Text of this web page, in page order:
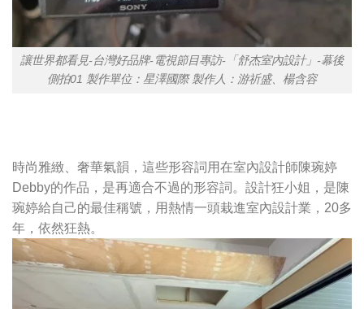
讓世界都看見-台灣好品牌-電視節目專訪-「舒杰室內設計」-幕後
側拍01 製作單位：星澤國際 製作人：游祈盛、楊含容
時尚雅緻、奢華氣韻，這些形容詞用在室內設計師陳琬婷
Debby的作品，是再適合不過的形容詞。設計狂小姐，是陳
琬婷給自己的最佳稱號，用熱情一頭栽進室內設計業，20多
年，依然狂熱。